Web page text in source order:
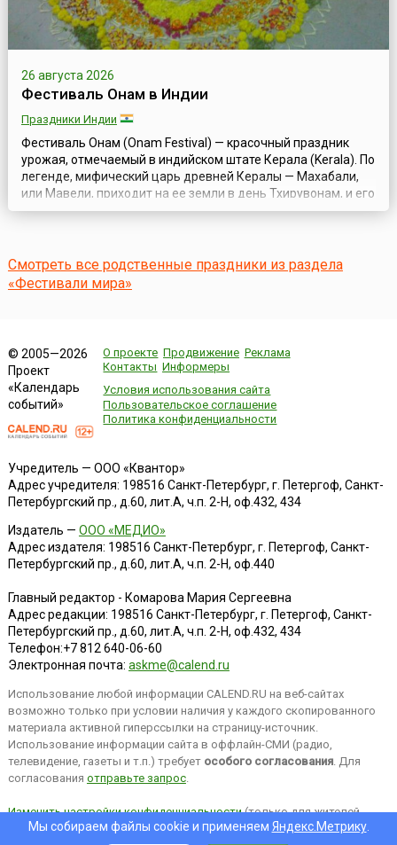
26 августа 2026
Фестиваль Онам в Индии
Праздники Индии
Фестиваль Онам (Onam Festival) — красочный праздник
урожая, отмечаемый в индийском штате Керала (Kerala). По
легенде, мифический царь древней Кералы — Махабали,
или Мавели, приходит на ее земли в день Тхирувонам, и его
поданные празднуют Золотую Эру, которая длилась в те
популярности и стали проси...
Смотреть все родственные праздники из раздела
«Фестивали мира»
© 2005—2026
Проект
«Календарь
событий»
О проекте Продвижение Реклама
Контакты Информеры
Условия использования сайта
Пользовательское соглашение
Политика конфиденциальности
Учредитель — ООО «Квантор»
Адрес учредителя: 198516 Санкт-Петербург, г. Петергоф, Санкт-
Петербургский пр., д.60, лит.А, ч.п. 2-Н, оф.432, 434
Издатель — ООО «МЕДИО»
Адрес издателя: 198516 Санкт-Петербург, г. Петергоф, Санкт-
Петербургский пр., д.60, лит.А, ч.п. 2-Н, оф.440
Главный редактор - Комарова Мария Сергеевна
Адрес редакции: 198516 Санкт-Петербург, г. Петергоф, Санкт-
Петербургский пр., д.60, лит.А, ч.п. 2-Н, оф.432, 434
Телефон:+7 812 640-06-60
Электронная почта: askme@calend.ru
Использование любой информации CALEND.RU на веб-сайтах
возможно только при условии наличия у каждого скопированного
материала активной гиперссылки на страницу-источник.
Использование информации сайта в оффлайн-СМИ (радио,
телевидение, газеты и т.п.) требует особого согласования. Для
согласования отправьте запрос.
Изменить настройки конфиденциальности(только для жителей
EEA).Мы собираем файлы cookie и применяем Яндекс.Метрику.